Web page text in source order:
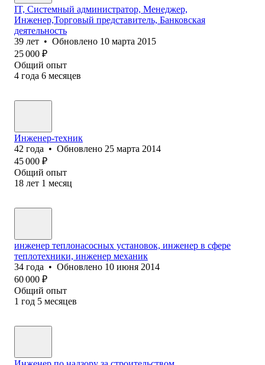
IT, Системный администратор, Менеджер,
Инженер,Торговый представитель, Банковская
деятельность
39 лет • Обновлено 10 марта 2015
25 000 ₽
Общий опыт
4 года 6 месяцев
Инженер-техник
42 года • Обновлено 25 марта 2014
45 000 ₽
Общий опыт
18 лет 1 месяц
инженер теплонасосных установок, инженер в сфере
теплотехники, инженер механик
34 года • Обновлено 10 июня 2014
60 000 ₽
Общий опыт
1 год 5 месяцев